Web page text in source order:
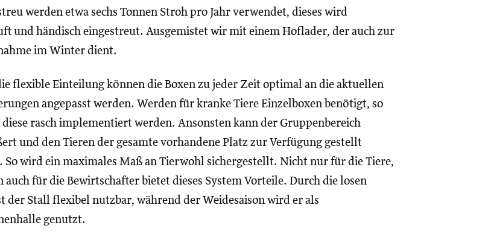
werden etwa sechs Tonnen Stroh pro Jahr verwendet, dieses wird
und händisch eingestreut. Ausgemistet wir mit einem Hoflader, der auch zur
im Winter dient.
flexible Einteilung können die Boxen zu jeder Zeit optimal an die aktuellen
angepasst werden. Werden für kranke Tiere Einzelboxen benötigt, so
rasch implementiert werden. Ansonsten kann der Gruppenbereich
und den Tieren der gesamte vorhandene Platz zur Verfügung gestellt
So wird ein maximales Maß an Tierwohl sichergestellt. Nicht nur für die Tiere,
auch für die Bewirtschafter bietet dieses System Vorteile. Durch die losen
der Stall flexibel nutzbar, während der Weidesaison wird er als
genutzt.